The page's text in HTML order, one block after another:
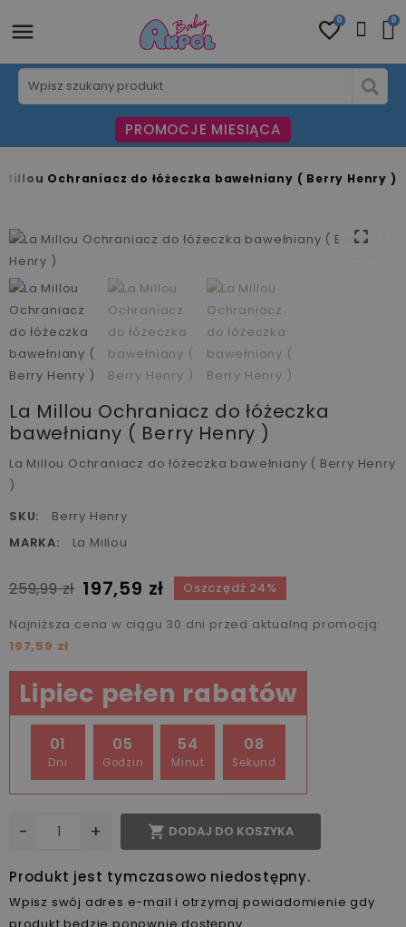
0 0
PROMOCJE MIESIĄCA
Millou Ochraniacz do łóżeczka bawełniany ( Berry Henry )
fullscreen
fullscreen
La Millou Ochraniacz do łóżeczka
bawełniany ( Berry Henry )
La Millou Ochraniacz do łóżeczka bawełniany ( Berry Henry
)
SKU:
Berry Henry
MARKA:
La Millou
259,99 zł 197,59 zł Oszczędź 24%
Najniższa cena w ciągu 30 dni przed aktualną promocją:
197,59 zł
Lipiec pełen rabatów
01
Dni
05
Godzin
54
Minut
07
Sekund
- +  DODAJ DO KOSZYKA
Produkt jest tymczasowo niedostępny.
Wpisz swój adres e-mail i otrzymaj powiadomienie gdy